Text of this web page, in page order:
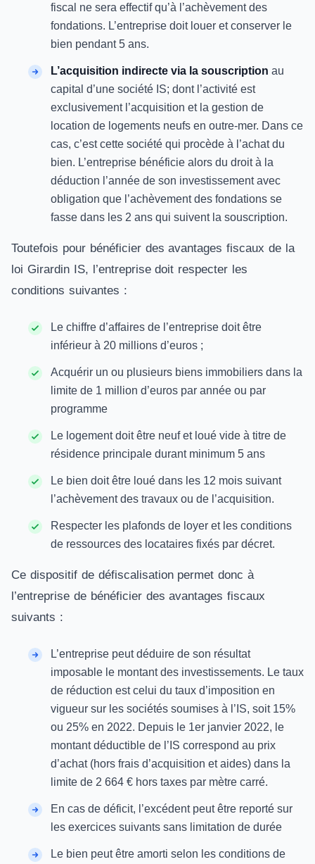
fiscal ne sera effectif qu’à l’achèvement des
fondations. L’entreprise doit louer et conserver le
bien pendant 5 ans.
L’acquisition indirecte via la souscription au
capital d’une société IS; dont l’activité est
exclusivement l’acquisition et la gestion de
location de logements neufs en outre-mer. Dans ce
cas, c’est cette société qui procède à l’achat du
bien. L’entreprise bénéficie alors du droit à la
déduction l’année de son investissement avec
obligation que l’achèvement des fondations se
fasse dans les 2 ans qui suivent la souscription.
Toutefois pour bénéficier des avantages fiscaux de la
loi Girardin IS, l’entreprise doit respecter les
conditions suivantes :
Le chiffre d’affaires de l’entreprise doit être
inférieur à 20 millions d’euros ;
Acquérir un ou plusieurs biens immobiliers dans la
limite de 1 million d’euros par année ou par
programme
Le logement doit être neuf et loué vide à titre de
résidence principale durant minimum 5 ans
Le bien doit être loué dans les 12 mois suivant
l’achèvement des travaux ou de l’acquisition.
Respecter les plafonds de loyer et les conditions
de ressources des locataires fixés par décret.
Ce dispositif de défiscalisation permet donc à
l’entreprise de bénéficier des avantages fiscaux
suivants :
L’entreprise peut déduire de son résultat
imposable le montant des investissements. Le taux
de réduction est celui du taux d’imposition en
vigueur sur les sociétés soumises à l’IS, soit 15%
ou 25% en 2022. Depuis le 1er janvier 2022, le
montant déductible de l’IS correspond au prix
d’achat (hors frais d’acquisition et aides) dans la
limite de 2 664 € hors taxes par mètre carré.
En cas de déficit, l’excédent peut être reporté sur
les exercices suivants sans limitation de durée
Le bien peut être amorti selon les conditions de